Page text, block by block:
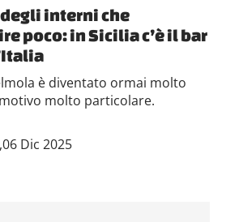
interni che
poco: in Sicilia c’è il bar
è diventato ormai molto
molto particolare.
,06 Dic 2025